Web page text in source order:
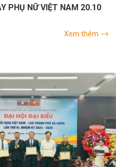
PHỤ NỮ VIỆT NAM 20.10
Xem thêm